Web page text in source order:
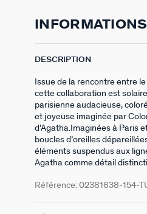
DESCRIPTION
Issue de la rencontre entre
cette collaboration est
parisienne audacieuse,
et joyeuse imaginée par
d’Agatha.Imaginées à Paris
boucles d’oreilles
éléments suspendus aux
Agatha comme détail
Référence: 02381638-154-